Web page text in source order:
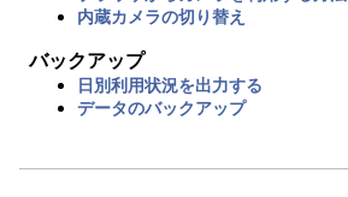
内蔵カメラの切り替え
バックアップ
日別利用状況を出力する
データのバックアップ